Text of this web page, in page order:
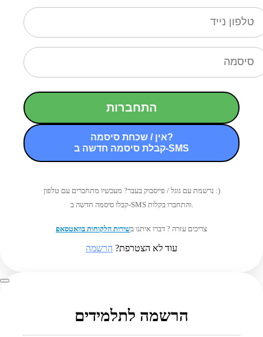
התחברות
אין / שכחת סיסמה?
קבלת סיסמה חדשה ב-SMS
נרשמת עם גוגל / פייסבוק בעבר? מעכשיו מתחברים עם טלפון :)
קבלו סיסמה חדשה ב-SMS והתחברו בקלות.
צריכים עזרה ? דברו איתנו בשירות הלקוחות בוואטסאפ
עוד לא הצטרפת? הרשמה
הרשמה לתלמידים